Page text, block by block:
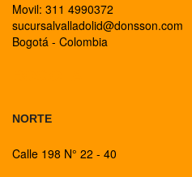
Movil: 311 4990372
sucursalvalladolid@donsson.com
Bogotá - Colombia
NORTE
Calle 198 N° 22 - 40